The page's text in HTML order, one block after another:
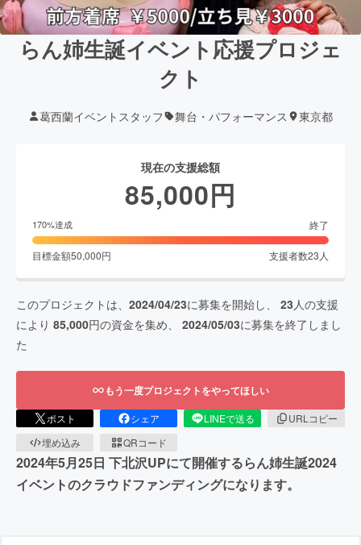
らん姉生誕イベント応援プロジェ
クト
葛西蘭イベントスタッフ 舞台・パフォーマンス 東京都
現在の支援総額
85,000円
170%達成 終了
目標金額50,000円 支援者数23 人
このプロジェクトは、 2024/04/23に募集を開始し、 23 人の支援
により 85,000円の資金を集め、 2024/05/03に募集を終了しまし
た
もう一度プロジェクトをやってほしい
ポスト シェア LINEで送る
URLコピー
埋め込み
QRコード
2024年5月25日 下北沢UPにて開催するらん姉生誕2024
イベントのクラウドファンディングになります。